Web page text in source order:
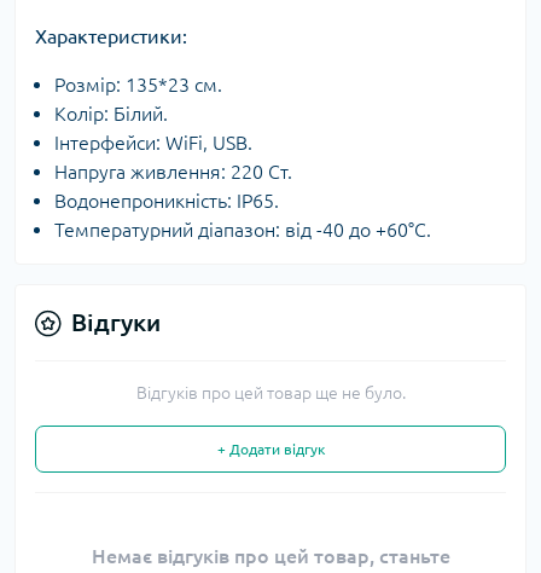
Характеристики:
Розмір: 135*23 см.
Колір: Білий.
Інтерфейси: WiFi, USB.
Напруга живлення: 220 Ст.
Водонепроникність: IP65.
Температурний діапазон: від -40 до +60°C.
Відгуки
Відгуків про цей товар ще не було.
+ Додати відгук
Немає відгуків про цей товар, станьте